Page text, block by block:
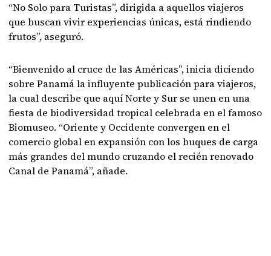
“No Solo para Turistas”, dirigida a aquellos viajeros
que buscan vivir experiencias únicas, está rindiendo
frutos”, aseguró.
“Bienvenido al cruce de las Américas”, inicia diciendo
sobre Panamá la influyente publicación para viajeros,
la cual describe que aquí Norte y Sur se unen en una
fiesta de biodiversidad tropical celebrada en el famoso
Biomuseo. “Oriente y Occidente convergen en el
comercio global en expansión con los buques de carga
más grandes del mundo cruzando el recién renovado
Canal de Panamá”, añade.